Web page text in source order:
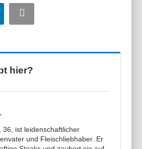
hier?
36, ist leidenschaftlicher
und Fleischliebhaber. Er